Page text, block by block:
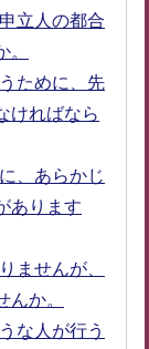
立人の都合
ために、先
ければなら
、あらかじ
あります
ませんが、
か。
な人が行う